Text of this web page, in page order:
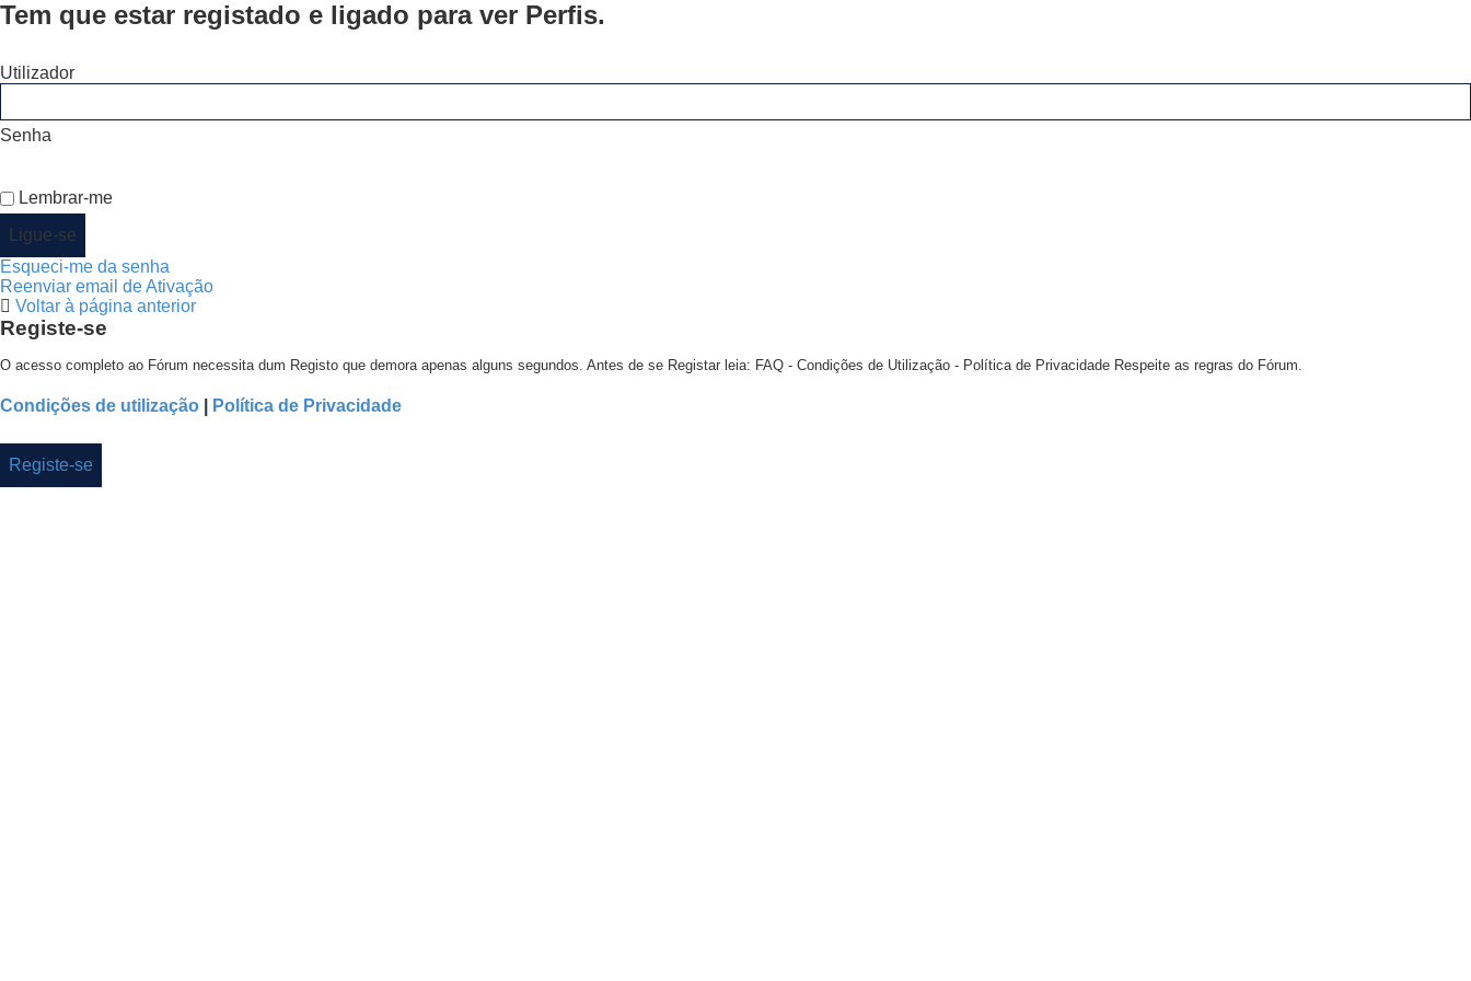
Tem que estar registado e ligado para ver Perfis.
Utilizador
Senha
Lembrar-me
Esqueci-me da senha
Reenviar email de Ativação
Voltar à página anterior
Registe-se
O acesso completo ao Fórum necessita dum Registo que demora apenas alguns segundos. Antes de se Registar leia: FAQ - Condições de Utilização - Política de Privacidade Respeite as regras do Fórum.
Condições de utilização Política de Privacidade
Registe-se